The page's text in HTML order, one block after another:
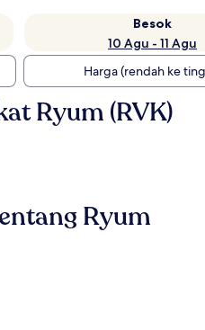
Besok
10 Agu - 11 Agu
Harga (rendah ke
Ryum (RVK)
Ryum